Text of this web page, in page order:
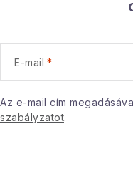
Karácsonyi
Januári akció
Veľkoobchodná
E-mail
Az e-mail cím
szabályzatot.